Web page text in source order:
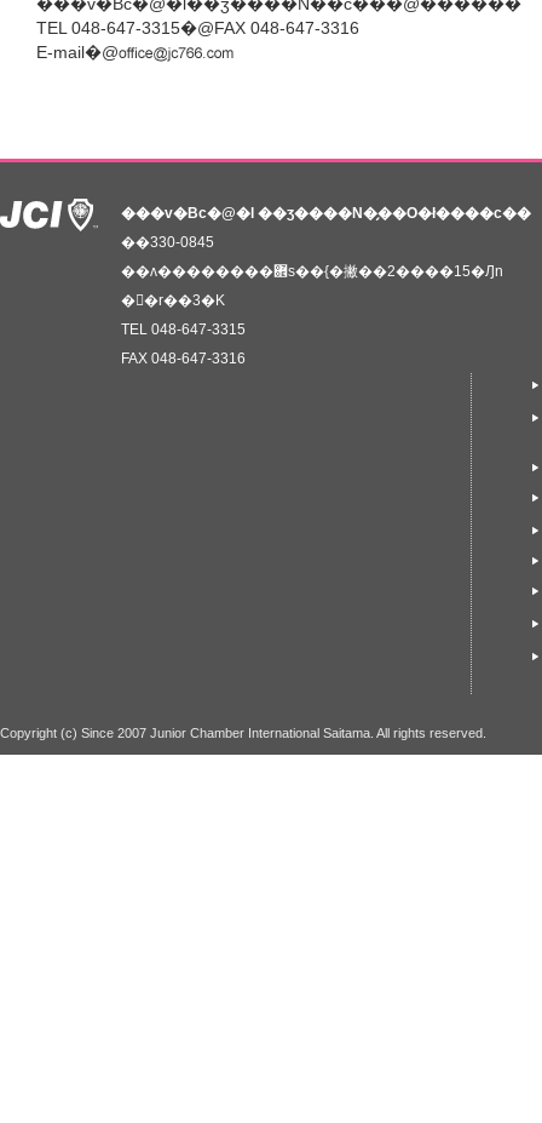
TEL 048-647-3315�@FAX 048-647-3316
E-mail�@
���v�Вc�@�l ��ʒ����N�̗��O�ł����c��
��330-0845
��ʌ��������܎s��{�撇��2����15�Ԓn
��r��3�K
TEL 048-647-3315
FAX 048-647-3316
Copyright (c) Since 2007 Junior Chamber International Saitama. All rights reserved.